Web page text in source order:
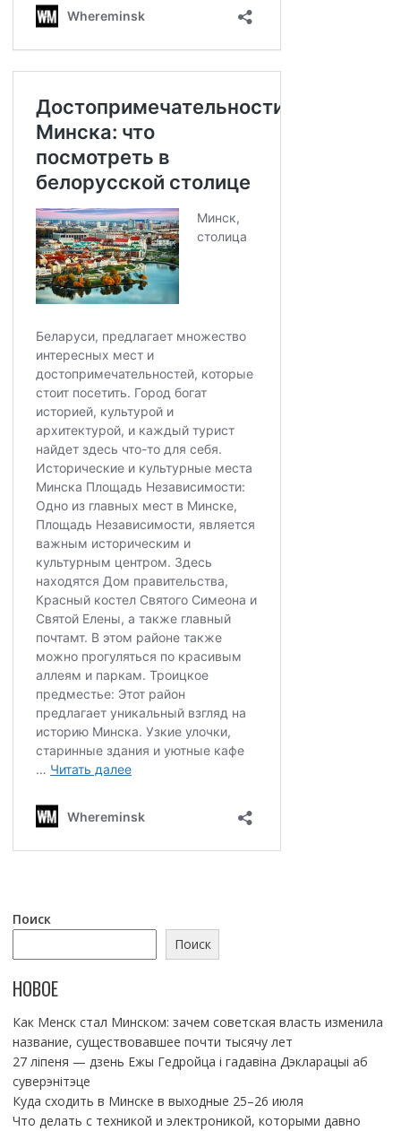
Поиск
Поиск
НОВОЕ
Как Менск стал Минском: зачем советская власть изменила
название, существовавшее почти тысячу лет
27 ліпеня — дзень Ежы Гедройца і гадавіна Дэкларацыі аб
суверэнітэце
Куда сходить в Минске в выходные 25–26 июля
Что делать с техникой и электроникой, которыми давно